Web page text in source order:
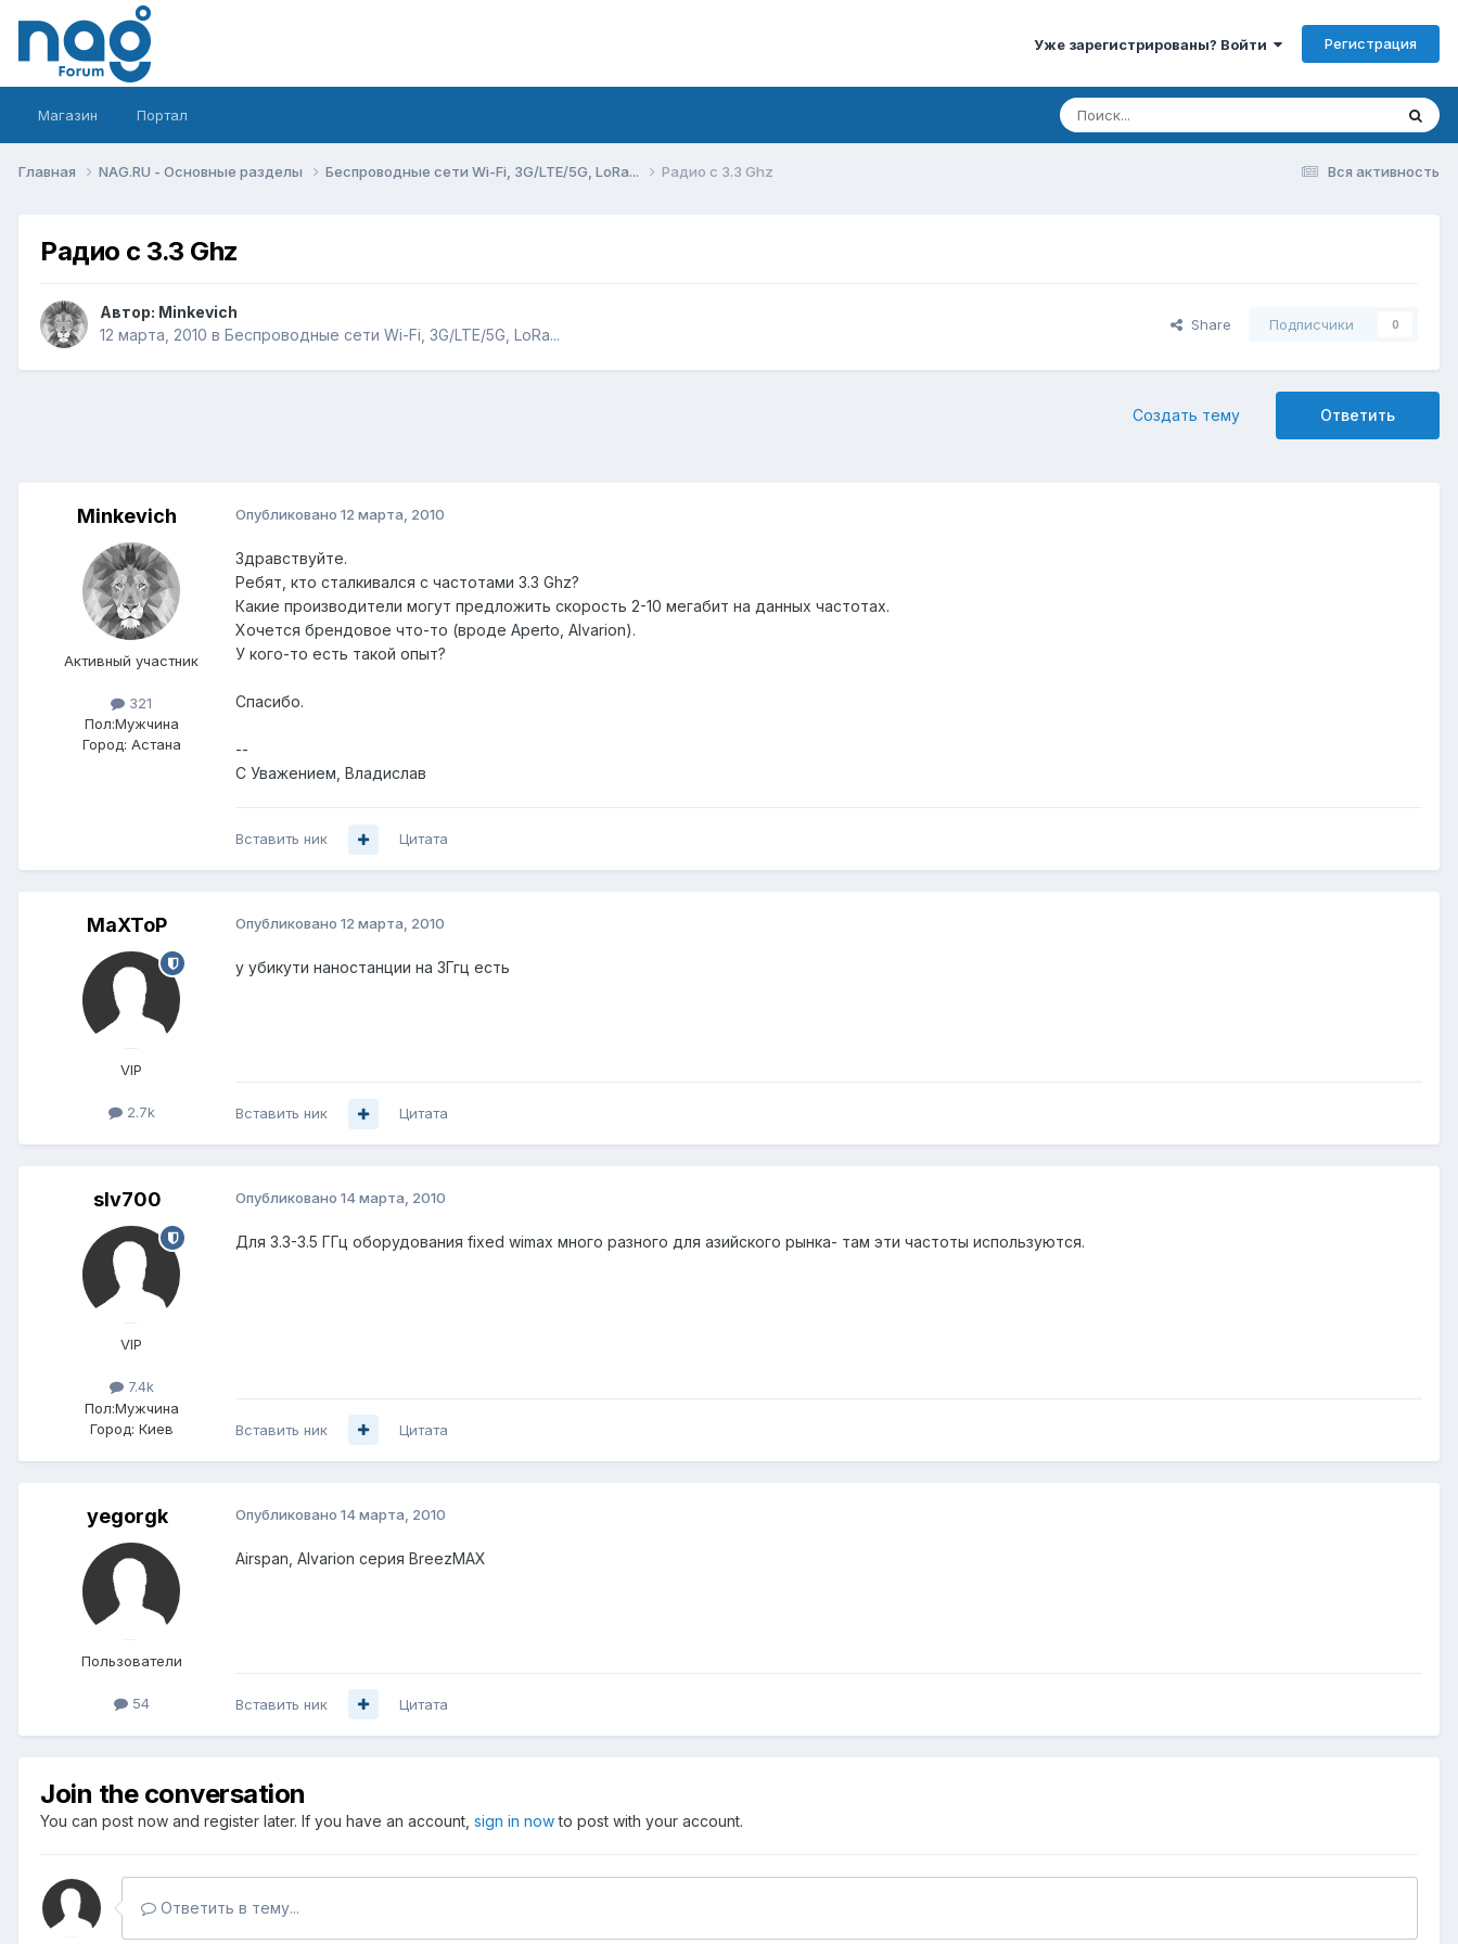
Уже зарегистрированы? Войти Регистрация
Магазин Портал
Вся активность
Главная NAG.RU - Основные разделы Беспроводные сети Wi-Fi, 3G/LTE/5G, LoRa... Радио с 3.3 Ghz
Радио с 3.3 Ghz
Автор: Minkevich
12 марта, 2010 в Беспроводные сети Wi-Fi, 3G/LTE/5G, LoRa...
Share Подписчики 0
Ответить
Создать тему
Minkevich
Активный участник
321
Пол:Мужчина
Город: Астана
Опубликовано 12 марта, 2010
Здравствуйте.
Ребят, кто сталкивался с частотами 3.3 Ghz?
Какие производители могут предложить скорость 2-10 мегабит на данных частотах.
Хочется брендовое что-то (вроде Aperto, Alvarion).
У кого-то есть такой опыт?
Спасибо.
--
С Уважением, Владислав
Вставить ник Цитата
MaXToP
VIP
2.7k
Опубликовано 12 марта, 2010
у убикути наностанции на 3Ггц есть
Вставить ник Цитата
slv700
VIP
7.4k
Пол:Мужчина
Город: Киев
Опубликовано 14 марта, 2010
Для 3.3-3.5 ГГц оборудования fixed wimax много разного для азийского рынка- там эти частоты используются.
Вставить ник Цитата
yegorgk
Пользователи
54
Опубликовано 14 марта, 2010
Airspan, Alvarion серия BreezMAX
Вставить ник Цитата
Join the conversation
You can post now and register later. If you have an account, sign in nowto post with your account.
Ответить в тему...